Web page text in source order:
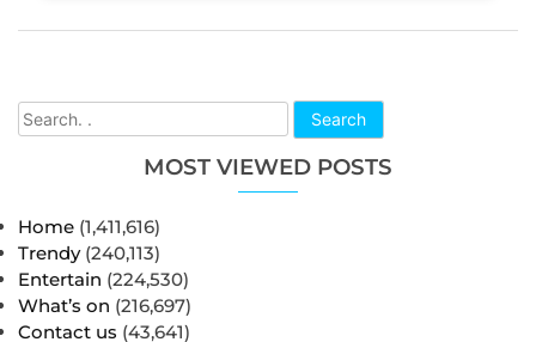
Search
MOST VIEWED POSTS
Home (1,411,616)
Trendy (240,113)
Entertain (224,530)
What’s on (216,697)
Contact us (43,641)